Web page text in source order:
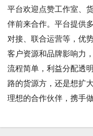
平台欢迎点赞工作室、
伴前来合作。平台提供
对接、联合运营等，优
客户资源和品牌影响力
流程简单，利益分配透
路的货源方，还是想扩
理想的合作伙伴，携手